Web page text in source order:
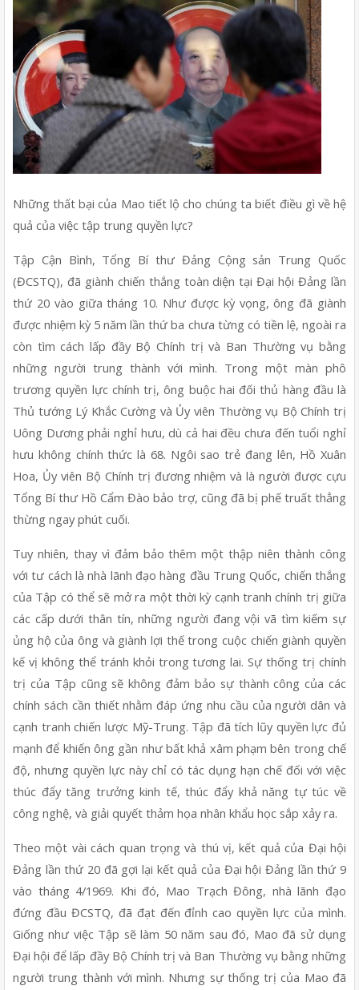
Những thất bại của Mao tiết lộ cho chúng ta biết điều gì về hệ
quả của việc tập trung quyền lực?
Tập Cận Bình, Tổng Bí thư Đảng Cộng sản Trung Quốc
(ĐCSTQ), đã giành chiến thắng toàn diện tại Đại hội Đảng lần
thứ 20 vào giữa tháng 10. Như được kỳ vọng, ông đã giành
được nhiệm kỳ 5 năm lần thứ ba chưa từng có tiền lệ, ngoài ra
còn tìm cách lấp đầy Bộ Chính trị và Ban Thường vụ bằng
những người trung thành với mình. Trong một màn phô
trương quyền lực chính trị, ông buộc hai đối thủ hàng đầu là
Thủ tướng Lý Khắc Cường và Ủy viên Thường vụ Bộ Chính trị
Uông Dương phải nghỉ hưu, dù cả hai đều chưa đến tuổi nghỉ
hưu không chính thức là 68. Ngôi sao trẻ đang lên, Hồ Xuân
Hoa, Ủy viên Bộ Chính trị đương nhiệm và là người được cựu
Tổng Bí thư Hồ Cẩm Đào bảo trợ, cũng đã bị phế truất thẳng
thừng ngay phút cuối.
Tuy nhiên, thay vì đảm bảo thêm một thập niên thành công
với tư cách là nhà lãnh đạo hàng đầu Trung Quốc, chiến thắng
của Tập có thể sẽ mở ra một thời kỳ cạnh tranh chính trị giữa
các cấp dưới thân tín, những người đang vội vã tìm kiếm sự
ủng hộ của ông và giành lợi thế trong cuộc chiến giành quyền
kế vị không thể tránh khỏi trong tương lai. Sự thống trị chính
trị của Tập cũng sẽ không đảm bảo sự thành công của các
chính sách cần thiết nhằm đáp ứng nhu cầu của người dân và
cạnh tranh chiến lược Mỹ-Trung. Tập đã tích lũy quyền lực đủ
mạnh để khiến ông gần như bất khả xâm phạm bên trong chế
độ, nhưng quyền lực này chỉ có tác dụng hạn chế đối với việc
thúc đẩy tăng trưởng kinh tế, thúc đẩy khả năng tự túc về
công nghệ, và giải quyết thảm họa nhân khẩu học sắp xảy ra.
Theo một vài cách quan trọng và thú vị, kết quả của Đại hội
Đảng lần thứ 20 đã gợi lại kết quả của Đại hội Đảng lần thứ 9
vào tháng 4/1969. Khi đó, Mao Trạch Đông, nhà lãnh đạo
đứng đầu ĐCSTQ, đã đạt đến đỉnh cao quyền lực của mình.
Giống như việc Tập sẽ làm 50 năm sau đó, Mao đã sử dụng
Đại hội để lấp đầy Bộ Chính trị và Ban Thường vụ bằng những
người trung thành với mình. Nhưng sự thống trị của Mao đã